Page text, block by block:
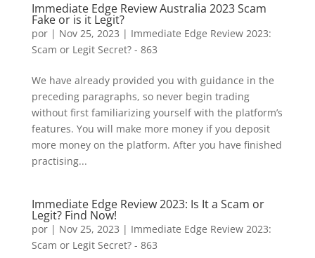
Immediate Edge Review Australia 2023 Scam
Fake or is it Legit?
por | Nov 25, 2023 | Immediate Edge Review 2023:
Scam or Legit Secret? - 863
We have already provided you with guidance in the
preceding paragraphs, so never begin trading
without first familiarizing yourself with the platform’s
features. You will make more money if you deposit
more money on the platform. After you have finished
practising...
Immediate Edge Review 2023: Is It a Scam or
Legit? Find Now!
por | Nov 25, 2023 | Immediate Edge Review 2023:
Scam or Legit Secret? - 863